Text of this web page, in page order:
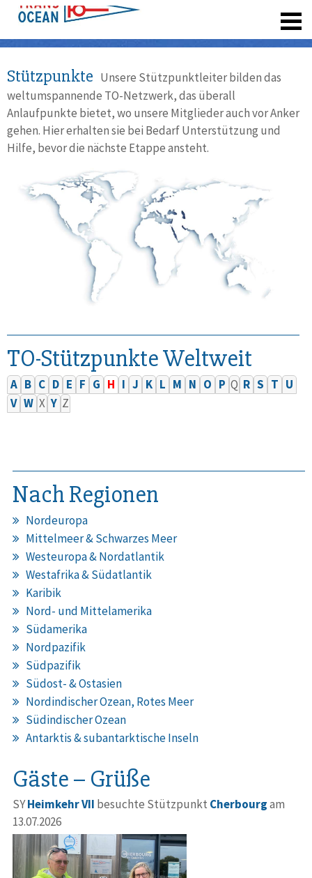
Stützpunkte Unsere Stützpunktleiter bilden das
weltumspannende TO-Netzwerk, das überall
Anlaufpunkte bietet, wo unsere Mitglieder auch vor Anker
gehen. Hier erhalten sie bei Bedarf Unterstützung und
Hilfe, bevor die nächste Etappe ansteht.
TO-Stützpunkte Weltweit
A B C D E F G H I J K L M N O P Q R S T U
V W X Y Z
Nach Regionen
Nordeuropa
Mittelmeer & Schwarzes Meer
Westeuropa & Nordatlantik
Westafrika & Südatlantik
Karibik
Nord- und Mittelamerika
Südamerika
Nordpazifik
Südpazifik
Südost- & Ostasien
Nordindischer Ozean, Rotes Meer
Südindischer Ozean
Antarktis & subantarktische Inseln
Gäste – Grüße
SYHeimkehr VII besuchte Stützpunkt Cherbourgam
13.07.2026